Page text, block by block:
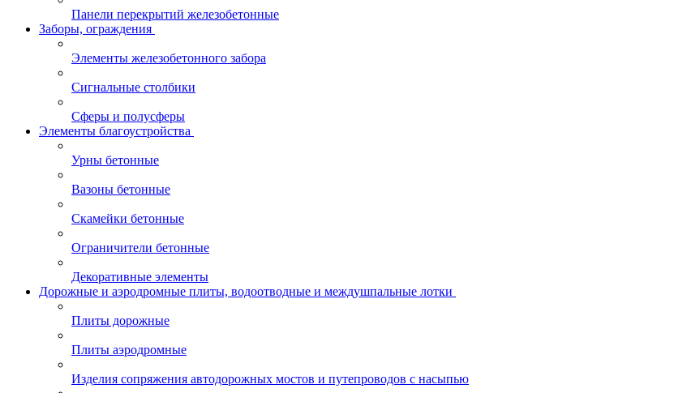
Панели перекрытий железобетонные
Заборы, ограждения
Элементы железобетонного забора
Сигнальные столбики
Сферы и полусферы
Элементы благоустройства
Урны бетонные
Вазоны бетонные
Скамейки бетонные
Ограничители бетонные
Декоративные элементы
Дорожные и аэродромные плиты, водоотводные и междушпальные лотки
Плиты дорожные
Плиты аэродромные
Изделия сопряжения автодорожных мостов и путепроводов с насыпью